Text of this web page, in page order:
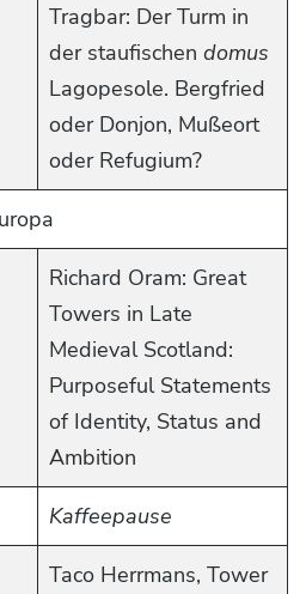
Tragbar: Der Turm in
der staufischen domus
Lagopesole. Bergfried
oder Donjon, Mußeort
oder Refugium?
Richard Oram: Great
Towers in Late
Medieval Scotland:
Purposeful Statements
of Identity, Status and
Ambition
Kaffeepause
Taco Herrmans, Tower